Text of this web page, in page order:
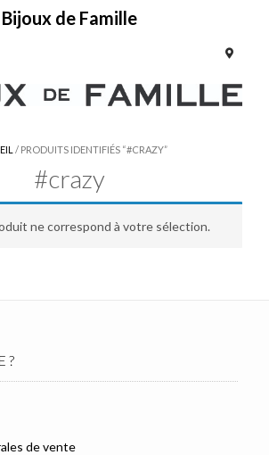
/ PRODUITS IDENTIFIÉS “#CRAZY”
#crazy
ne correspond à votre sélection.
?
de vente
Bijoux de Famille